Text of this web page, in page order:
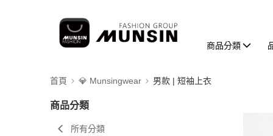
商品分類
首頁 💎 Munsingwear 男款 | 短袖上衣
商品分類
所有分類